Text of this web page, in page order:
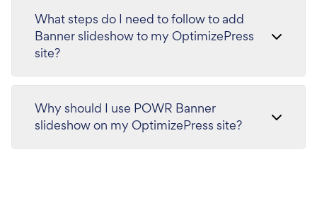
What steps do I need to follow to add
Banner slideshow to my OptimizePress
site?
Why should I use POWR Banner
slideshow on my OptimizePress site?